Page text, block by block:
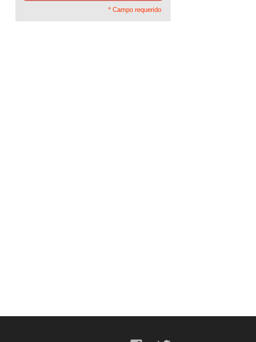
* Campo requerido